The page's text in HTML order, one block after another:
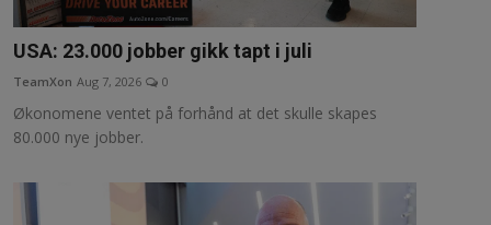
USA: 23.000 jobber gikk tapt i juli
TeamXon Aug 7, 2026 0
Økonomene ventet på forhånd at det skulle skapes
80.000 nye jobber.